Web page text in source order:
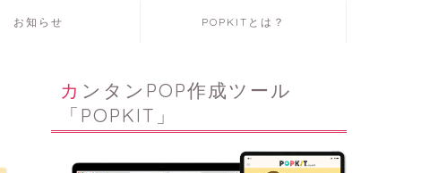
お知らせ POPKITとは？
カンタンPOP作成ツール
「POPKIT」